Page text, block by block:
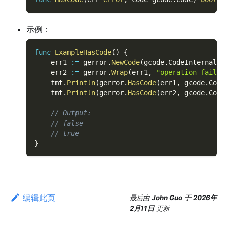
示例：
func ExampleHasCode( )
{
    err1
:= gerror. NewCode(gcode.
    err2
:= gerror.Wrap(err1 ,
"operation
    fmt
. Println(gerror. HasCode(err1 , gcode.
    fmt
. Println(gerror. HasCode(err2 , gcode.
// Output:
// false
// true
}
编辑此页 最后由John Guo 于2026年
2月11日 更新